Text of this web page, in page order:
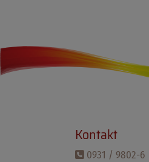
Kontakt
0931 / 9802-6